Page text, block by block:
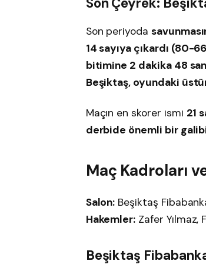
Son periyoda
14 sayıya çıkardı (80-
bitimine 2 dakika 48
Beşiktaş, oyundaki
Maçın en skorer ismi 21
derbide önemli bir
Maç Kadroları
Salon: Beşiktaş
Hakemler: Zafer Yılmaz,
Beşiktaş